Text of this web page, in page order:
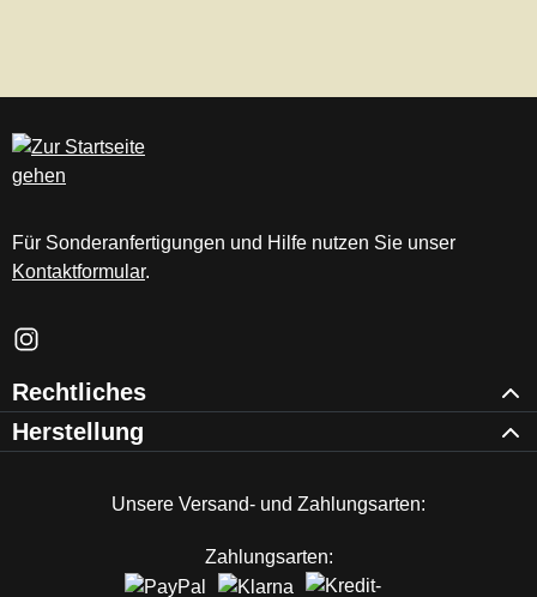
Für Sonderanfertigungen und Hilfe nutzen Sie unser
Kontaktformular.
Schau auf Instagram vorbei – öffnet in neuem Tab (externer
Rechtliches
Herstellung
Unsere Versand- und Zahlungsarten:
Zahlungsarten: